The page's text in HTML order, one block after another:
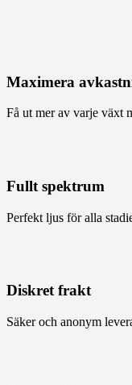
Maximera
Få ut mer av varje växt
Fullt spektrum
Perfekt ljus för alla
Diskret frakt
Säker och anonym